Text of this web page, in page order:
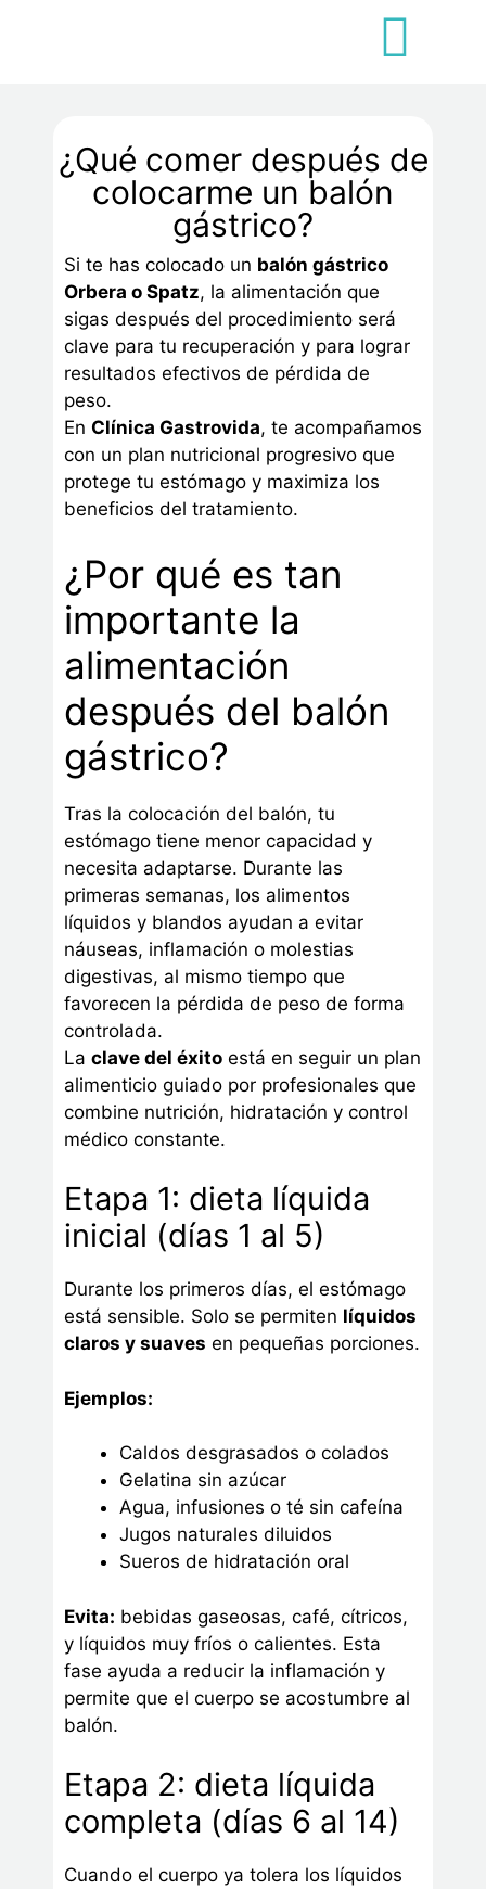
¿Qué comer después de
colocarme un balón
gástrico?
Si te has colocado un balón gástrico
Orbera o Spatz, la alimentación que
sigas después del procedimiento será
clave para tu recuperación y para lograr
resultados efectivos de pérdida de
peso.
En Clínica Gastrovida, te acompañamos
con un plan nutricional progresivo que
protege tu estómago y maximiza los
beneficios del tratamiento.
¿Por qué es tan
importante la
alimentación
después del balón
gástrico?
Tras la colocación del balón, tu
estómago tiene menor capacidad y
necesita adaptarse. Durante las
primeras semanas, los alimentos
líquidos y blandos ayudan a evitar
náuseas, inflamación o molestias
digestivas, al mismo tiempo que
favorecen la pérdida de peso de forma
controlada.
La clave del éxito está en seguir un plan
alimenticio guiado por profesionales que
combine nutrición, hidratación y control
médico constante.
Etapa 1: dieta líquida
inicial (días 1 al 5)
Durante los primeros días, el estómago
está sensible. Solo se permiten líquidos
claros y suaves en pequeñas porciones.
Ejemplos:
Caldos desgrasados o colados
Gelatina sin azúcar
Agua, infusiones o té sin cafeína
Jugos naturales diluidos
Sueros de hidratación oral
Evita: bebidas gaseosas, café, cítricos,
y líquidos muy fríos o calientes. Esta
fase ayuda a reducir la inflamación y
permite que el cuerpo se acostumbre al
balón.
Etapa 2: dieta líquida
completa (días 6 al 14)
Cuando el cuerpo ya tolera los líquidos